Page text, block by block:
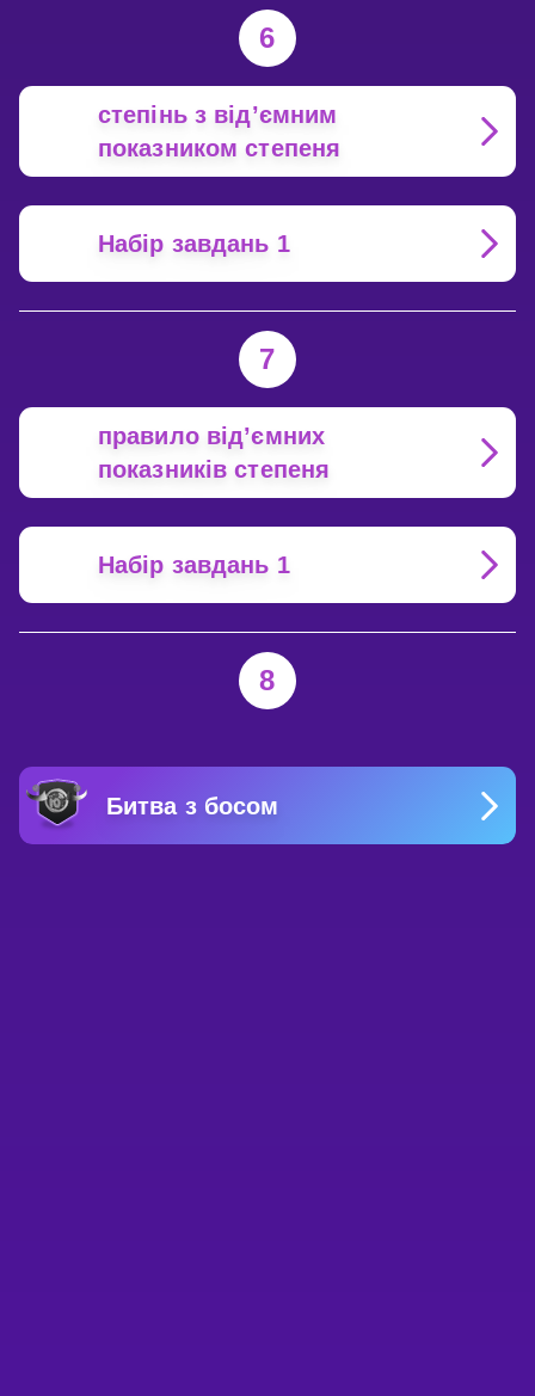
6
степінь з від’ємним
показником степеня
Набір завдань 1
7
правило від’ємних
показників степеня
Набір завдань 1
8
Битва з босом